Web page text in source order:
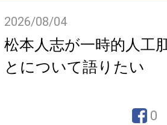
2026/08/04
松本人志が一時的人工
とについて語りたい
0